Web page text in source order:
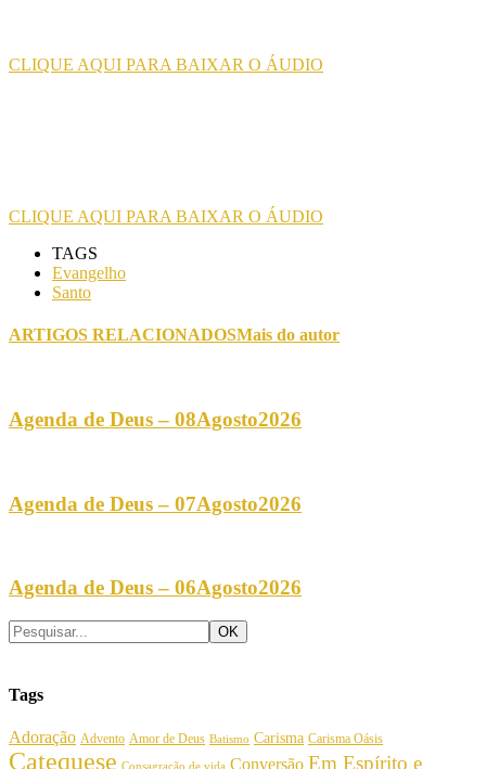
CLIQUE AQUI PARA BAIXAR O ÁUDIO
CLIQUE AQUI PARA BAIXAR O ÁUDIO
TAGS
Evangelho
Santo
ARTIGOS RELACIONADOSMais do autor
Agenda de Deus – 08Agosto2026
Agenda de Deus – 07Agosto2026
Agenda de Deus – 06Agosto2026
Tags
Adoração Advento Amor de Deus Batismo Carisma Carisma Oásis
Catequese Consagração de vida Conversão Em Espírito e